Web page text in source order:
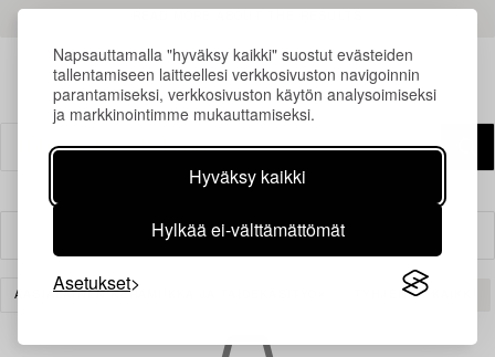
Napsauttamalla "hyväksy kaikki" suostut evästeiden
tallentamiseen laitteellesi verkkosivuston navigoinnin
parantamiseksi, verkkosivuston käytön analysoimiseksi
ja markkinointimme mukauttamiseksi.
Hyväksy kaikki
Hylkää ei-välttämättömät
Asetukset
Suodatin
AASIALAINEN KERAMIIKKA JA TAIDEKÄSITYÖ TYHJENNÄ KAIKKI